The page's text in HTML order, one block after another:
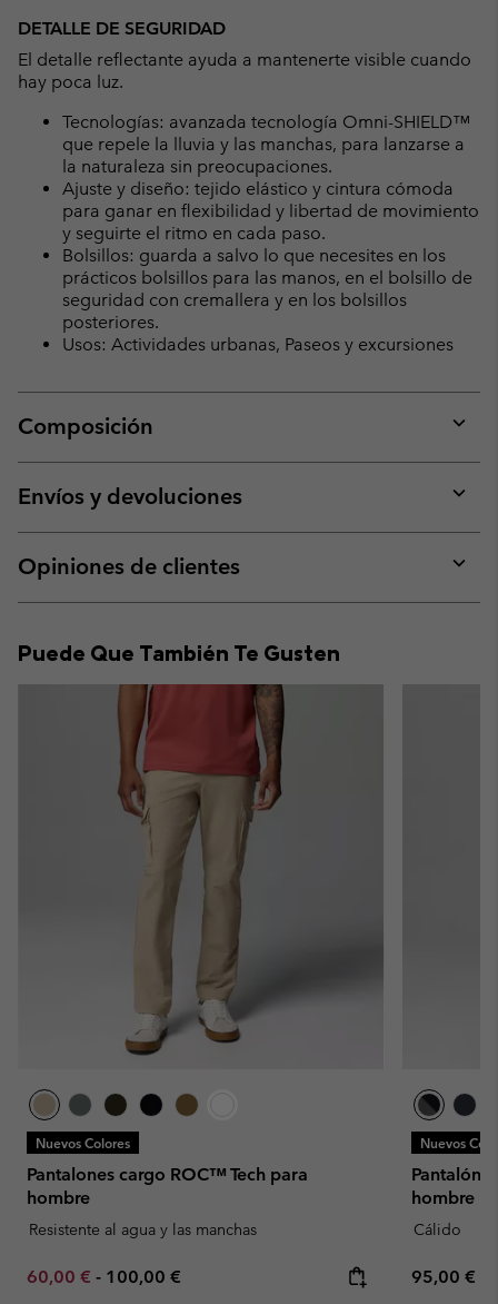
DETALLE DE SEGURIDAD
El detalle reflectante ayuda a mantenerte visible cuando
hay poca luz.
Tecnologías: avanzada tecnología Omni-SHIELD™
que repele la lluvia y las manchas, para lanzarse a
la naturaleza sin preocupaciones.
Ajuste y diseño: tejido elástico y cintura cómoda
para ganar en flexibilidad y libertad de movimiento
y seguirte el ritmo en cada paso.
Bolsillos: guarda a salvo lo que necesites en los
prácticos bolsillos para las manos, en el bolsillo de
seguridad con cremallera y en los bolsillos
posteriores.
Usos: Actividades urbanas, Paseos y excursiones
Composición
or
Envíos y devoluciones
or
Opiniones de clientes
or
Puede Que También Te Gusten
Nuevos Colores
Pantalones cargo ROC™ Tech para
hombre
Resistente al agua y las manchas
Minimum sale price:
60,00 € - Maximum price:
100,00 €
Nuevos
Pantalón
hombre
Cálido
Regular
95,00 €